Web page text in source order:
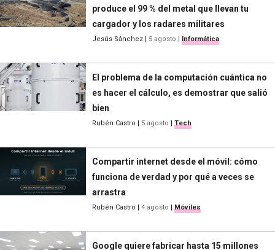
produce el 99 % del metal que llevan tu
cargador y los radares militares
Jesús Sánchez | 5 agosto | Informática
El problema de la computación cuántica no
es hacer el cálculo, es demostrar que salió
bien
Rubén Castro | 5 agosto | Tech
Compartir internet desde el móvil: cómo
funciona de verdad y por qué a veces se
arrastra
Rubén Castro | 4 agosto | Móviles
Google quiere fabricar hasta 15 millones